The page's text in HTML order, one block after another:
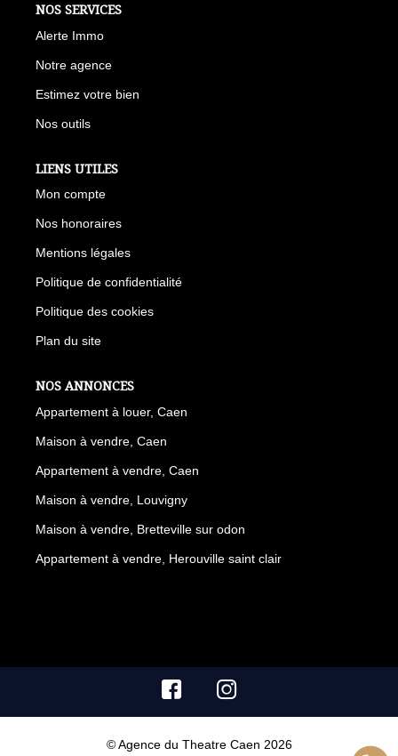
NOS SERVICES
Alerte Immo
Notre agence
Estimez votre bien
Nos outils
LIENS UTILES
Mon compte
Nos honoraires
Mentions légales
Politique de confidentialité
Politique des cookies
Plan du site
NOS ANNONCES
Appartement à louer, Caen
Maison à vendre, Caen
Appartement à vendre, Caen
Maison à vendre, Louvigny
Maison à vendre, Bretteville sur odon
Appartement à vendre, Herouville saint clair
© Agence du Theatre Caen 2026